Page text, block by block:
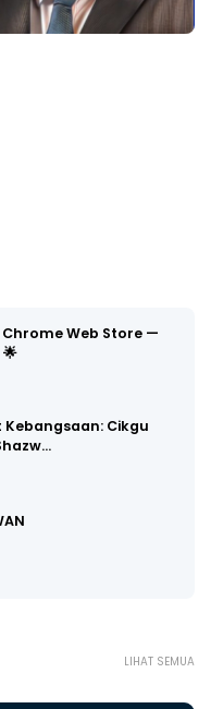
Chrome Web Store —
Cikgu
LIHAT SEMUA